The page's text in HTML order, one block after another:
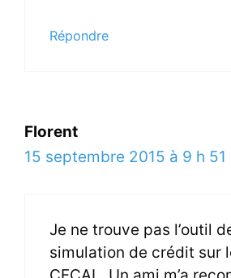
Répondre
Florent
15 septembre 2015 à 9 h 51
Je ne trouve pas l’outil
simulation de crédit sur